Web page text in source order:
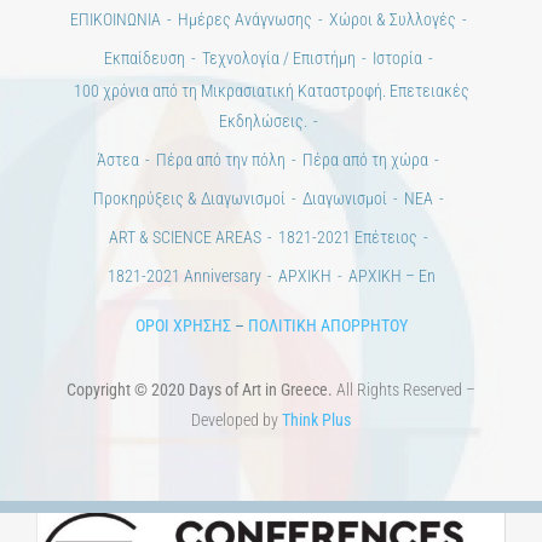
Ημέρες Τέχνης ΕΝΤΥΠΗ ΕΚΔΟΣΗ
ΕΚΔΗΛΩΣΕΙΣ
ΒΙΒΛΙΟΘΗΚΗ
ΜΕΤΑΠΤΥΧΙΑΚΑ
ΕΚΠΑΙΔΕΥΤΙΚΑ ΙΔΡΥΜΑΤΑ
ΠΟΛΙΤΙΣΤΙΚΟΙ ΦΟΡΕΙΣ
ΧΩΡΟΙ ΤΕΧΝΗΣ ΔΗΜΟΙ
Αγγελίες
Ημέρες Ανάγνωσης
Εκπαίδευση
Τεχνολογία / Επιστήμη
Ιστορία
100 χρόνια από τη Μικρασιατική Καταστροφή. Επετειακές
Εκδηλώσεις.
Άστεα
Πέρα από την πόλη
Πέρα από τη χώρα
1821-2021 Anniversary
ΑΡΧΙΚΗ ΑΡΧΙΚΗ – En
ΟΡΟΙ ΧΡΗΣΗΣ–ΠΟΛΙΤΙΚΗ ΑΠΟΡΡΗΤΟΥ
Developed byThink Plus